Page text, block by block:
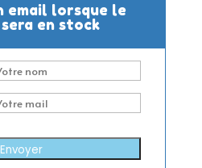
email lorsque le
en stock
Envoyer